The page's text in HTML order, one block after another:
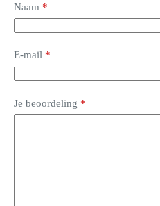
Naam *
E-mail *
Je beoordeling *